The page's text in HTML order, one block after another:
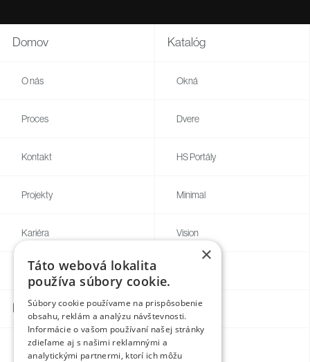
Domov
O nás
Proces
Kontakt
Projekty
Kariéra
Blog
Katalóg
Okná
Dvere
HS Portály
Minimal
Vision
Kontakty
Facebook
×
Táto webová lokalita
používa súbory cookie.
Súbory cookie používame na prispôsobenie
obsahu, reklám a analýzu návštevnosti.
Informácie o vašom používaní našej stránky
zdieľame aj s našimi reklamnými a
analytickými partnermi, ktorí ich môžu